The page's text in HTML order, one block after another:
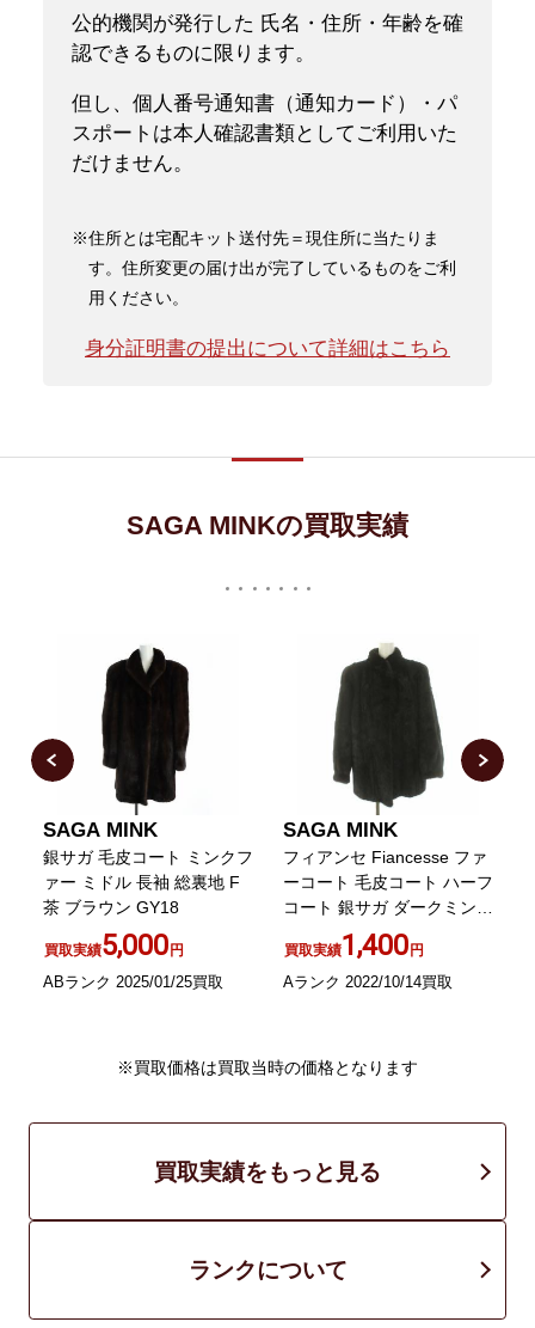
公的機関が発行した 氏名・住所・年齢を確
認できるものに限ります。
但し、個人番号通知書（通知カード）・パ
スポートは本人確認書類としてご利用いた
だけません。
※住所とは宅配キット送付先＝現住所に当たりま
す。住所変更の届け出が完了しているものをご利
用ください。
身分証明書の提出について詳細はこちら
SAGA MINKの買取実績
SAGA MINK
銀サガ 毛皮コート ミンクフ
ァー ミドル 長袖 総裏地 F
茶 ブラウン GY18
買取実績5,000円
ABランク 2025/01/25買取
SAGA MINK
フィアンセ Fiancesse ファ
ーコート 毛皮コート ハーフ
コート 銀サガ ダークミンク
11 L 茶 ブラウン
買取実績1,400円
Aランク 2022/10/14買取
※買取価格は買取当時の価格となります
買取実績をもっと見る
ランクについて